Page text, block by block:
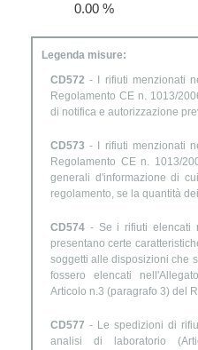
0.00 %
Legenda misure:
CD572 - I rifiuti menzionati
Regolamento CE n. 1013/
di notifica e autorizzazione
CD573 - I rifiuti menzionati
Regolamento CE n. 1013/
generali d'informazione di
regolamento, se la quantità
CD574 - Se i rifiuti elencati
presentano certe
soggetti alle disposizioni che
fossero elencati
Articolo n.3 (paragrafo 3) del
CD577 - Le spedizioni di
analisi di laboratorio